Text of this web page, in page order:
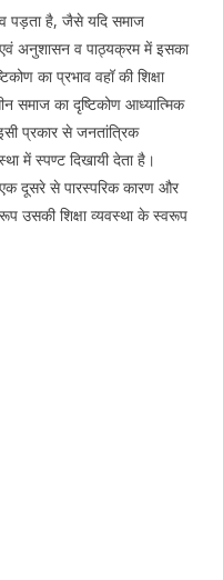
पड़ता है, जैसे यदि समाज
एवं अनुशासन व पाठ्यक्रम में इसका
का प्रभाव वहॉ की शिक्षा
समाज का दृष्टिकोण आध्यात्मिक
प्रकार से जनतांत्रिक
में स्पण्ट दिखायी देता है।
दूसरे से पारस्परिक कारण और
उसकी शिक्षा व्यवस्था के स्वरूप